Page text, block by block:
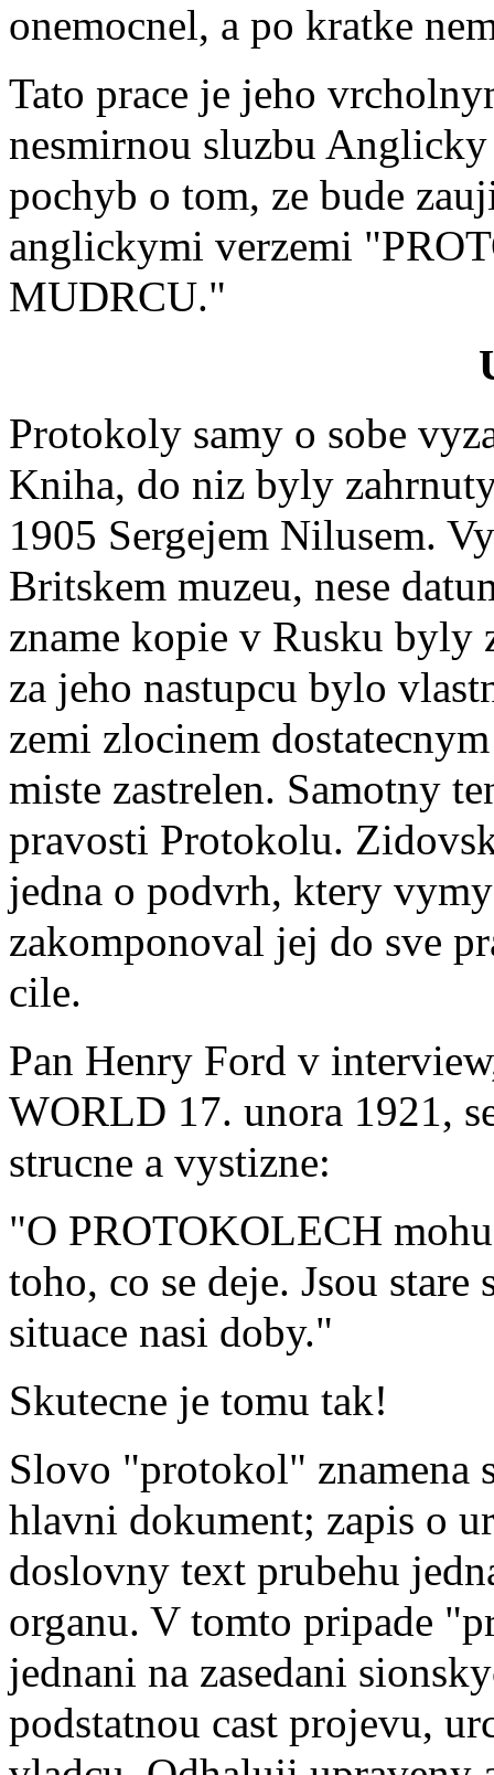
onemocnel, a po kratke
Tato prace je jeho
nesmirnou sluzbu
pochyb o tom, ze bude
anglickymi verzemi
MUDRCU."
Protokoly samy o sobe
Kniha, do niz byly
1905 Sergejem Nilusem.
Britskem muzeu, nese
zname kopie v Rusku byly
za jeho nastupcu bylo
zemi zlocinem
miste zastrelen. Samotny
pravosti Protokolu.
jedna o podvrh, ktery
zakomponoval jej do sve
cile.
Pan Henry Ford v
WORLD 17. unora 1921,
strucne a vystizne:
"O PROTOKOLECH
toho, co se deje. Jsou stare
situace nasi doby."
Skutecne je tomu tak!
Slovo "protokol" znamena
hlavni dokument; zapis o
doslovny text prubehu
organu. V tomto pripade
jednani na zasedani
podstatnou cast projevu,